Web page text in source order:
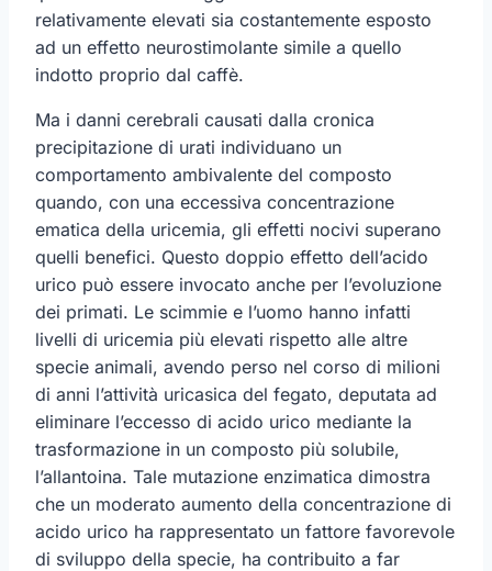
relativamente elevati sia costantemente esposto
ad un effetto neurostimolante simile a quello
indotto proprio dal caffè.
Ma i danni cerebrali causati dalla cronica
precipitazione di urati individuano un
comportamento ambivalente del composto
quando, con una eccessiva concentrazione
ematica della uricemia, gli effetti nocivi superano
quelli benefici. Questo doppio effetto dell’acido
urico può essere invocato anche per l’evoluzione
dei primati. Le scimmie e l’uomo hanno infatti
livelli di uricemia più elevati rispetto alle altre
specie animali, avendo perso nel corso di milioni
di anni l’attività uricasica del fegato, deputata ad
eliminare l’eccesso di acido urico mediante la
trasformazione in un composto più solubile,
l’allantoina. Tale mutazione enzimatica dimostra
che un moderato aumento della concentrazione di
acido urico ha rappresentato un fattore favorevole
di sviluppo della specie, ha contribuito a far